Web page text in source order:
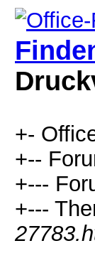
+-
+--
+---
+---